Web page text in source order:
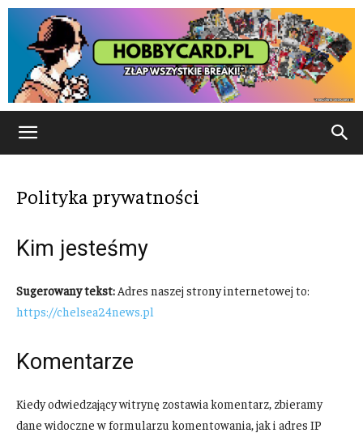
Polityka prywatności
Kim jesteśmy
Sugerowany tekst: Adres naszej strony internetowej to:
https://chelsea24news.pl
Komentarze
Kiedy odwiedzający witrynę zostawia komentarz, zbieramy
dane widoczne w formularzu komentowania, jak i adres IP